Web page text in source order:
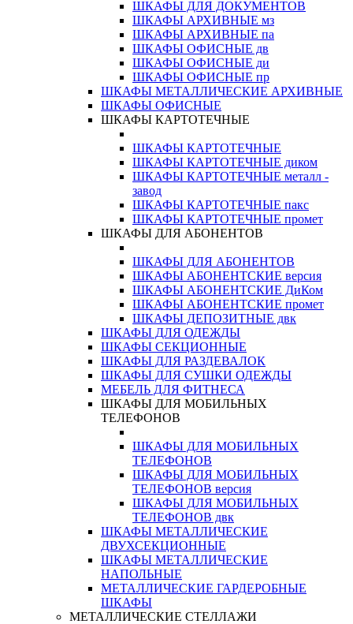
ШКАФЫ ДЛЯ ДОКУМЕНТОВ
ШКАФЫ АРХИВНЫЕ мз
ШКАФЫ АРХИВНЫЕ па
ШКАФЫ ОФИСНЫЕ дв
ШКАФЫ ОФИСНЫЕ ди
ШКАФЫ ОФИСНЫЕ пр
ШКАФЫ МЕТАЛЛИЧЕСКИЕ АРХИВНЫЕ
ШКАФЫ ОФИСНЫЕ
ШКАФЫ КАРТОТЕЧНЫЕ
ШКАФЫ КАРТОТЕЧНЫЕ
ШКАФЫ КАРТОТЕЧНЫЕ диком
ШКАФЫ КАРТОТЕЧНЫЕ металл -
завод
ШКАФЫ КАРТОТЕЧНЫЕ пакс
ШКАФЫ КАРТОТЕЧНЫЕ промет
ШКАФЫ ДЛЯ АБОНЕНТОВ
ШКАФЫ ДЛЯ АБОНЕНТОВ
ШКАФЫ АБОНЕНТСКИЕ версия
ШКАФЫ АБОНЕНТСКИЕ ДиКом
ШКАФЫ АБОНЕНТСКИЕ промет
ШКАФЫ ДЕПОЗИТНЫЕ двк
ШКАФЫ ДЛЯ ОДЕЖДЫ
ШКАФЫ СЕКЦИОННЫЕ
ШКАФЫ ДЛЯ РАЗДЕВАЛОК
ШКАФЫ ДЛЯ СУШКИ ОДЕЖДЫ
МЕБЕЛЬ ДЛЯ ФИТНЕСА
ШКАФЫ ДЛЯ МОБИЛЬНЫХ
ТЕЛЕФОНОВ
ШКАФЫ ДЛЯ МОБИЛЬНЫХ
ТЕЛЕФОНОВ
ШКАФЫ ДЛЯ МОБИЛЬНЫХ
ТЕЛЕФОНОВ версия
ШКАФЫ ДЛЯ МОБИЛЬНЫХ
ТЕЛЕФОНОВ двк
ШКАФЫ МЕТАЛЛИЧЕСКИЕ
ДВУХСЕКЦИОННЫЕ
ШКАФЫ МЕТАЛЛИЧЕСКИЕ
НАПОЛЬНЫЕ
МЕТАЛЛИЧЕСКИЕ ГАРДЕРОБНЫЕ
ШКАФЫ
МЕТАЛЛИЧЕСКИЕ СТЕЛЛАЖИ